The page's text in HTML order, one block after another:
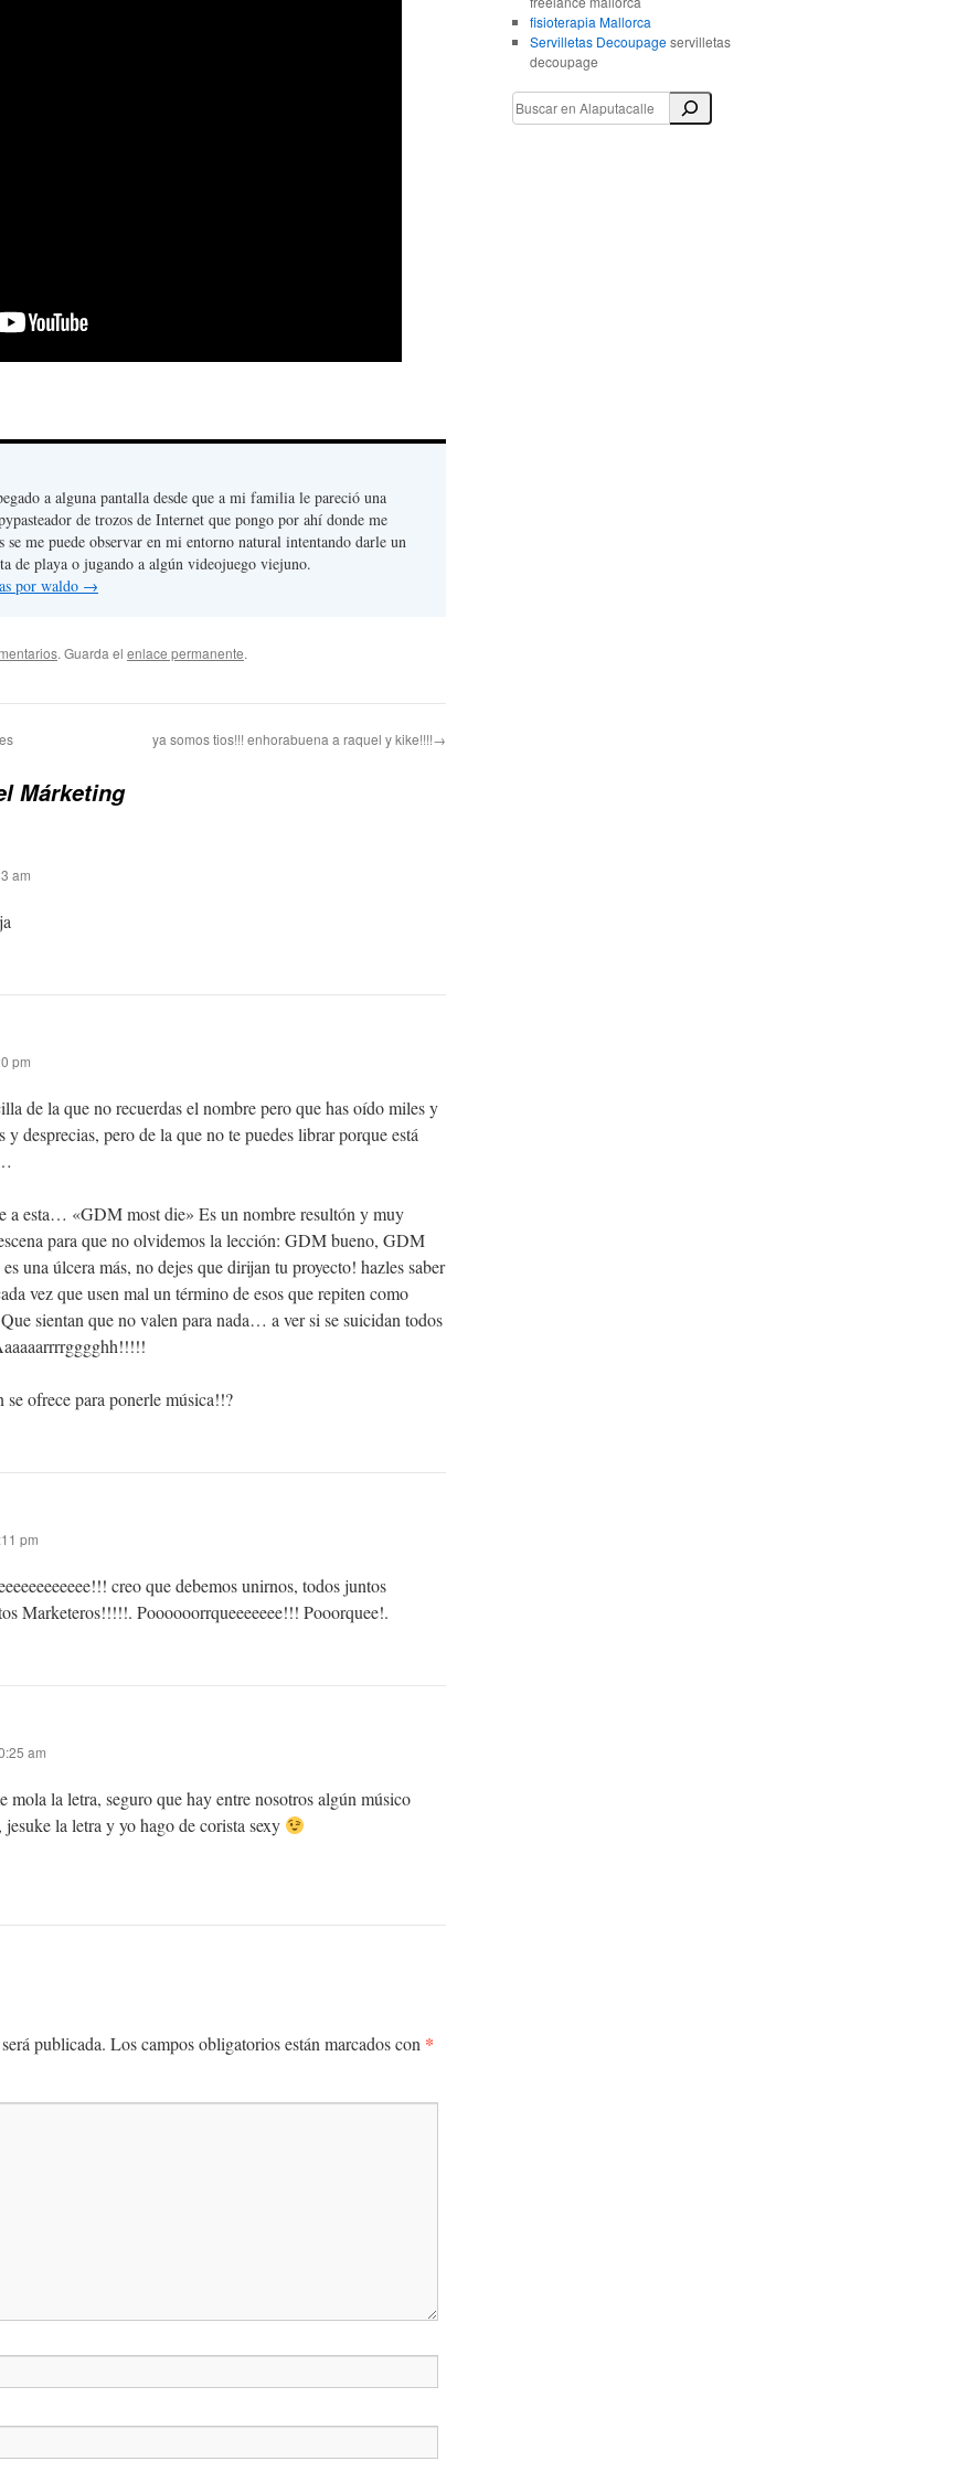
a alguna pantalla desde que a mi familia le pareció una
de trozos de Internet que pongo por ahí donde me
se me puede observar en mi entorno natural intentando darle un
de playa o jugando a algún videojuego viejuno.
por waldo →
. Guarda el enlace permanente.
ya somos tios!!! enhorabuena a raquel y kike!!!!→
Márketing
am
pm
de la que no recuerdas el nombre pero que has oído miles y
y desprecias, pero de la que no te puedes librar porque está
a esta… «GDM most die» Es un nombre resultón y muy
para que no olvidemos la lección: GDM bueno, GDM
una úlcera más, no dejes que dirijan tu proyecto! hazles saber
vez que usen mal un término de esos que repiten como
sientan que no valen para nada… a ver si se suicidan todos
ofrece para ponerle música!!?
pm
creo que debemos unirnos, todos juntos
Marketeros!!!!!. Poooooorrqueeeeeee!!! Pooorquee!.
am
mola la letra, seguro que hay entre nosotros algún músico
la letra y yo hago de corista sexy
publicada. Los campos obligatorios están marcados con *
fisioterapia Mallorca
Servilletas Decoupageservilletas
decoupage